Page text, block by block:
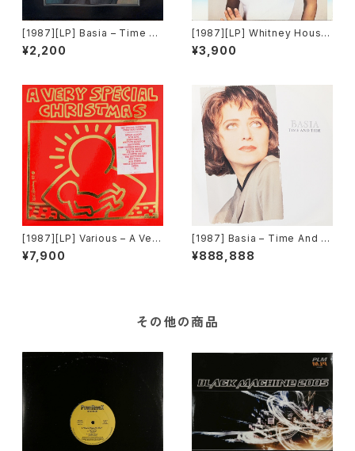
[1987][LP] Basia – Time An
d Tide [Portrait]
¥2,200
[1987][LP] Whitney Housto
n – Whitney [Arista Record
s]
¥3,900
[1987][LP] Various – A Very
Special Christmas [A&M R
ecords]
¥7,900
[1987] Basia – Time And Ti
de [Portrait]
¥888,888
その他の商品